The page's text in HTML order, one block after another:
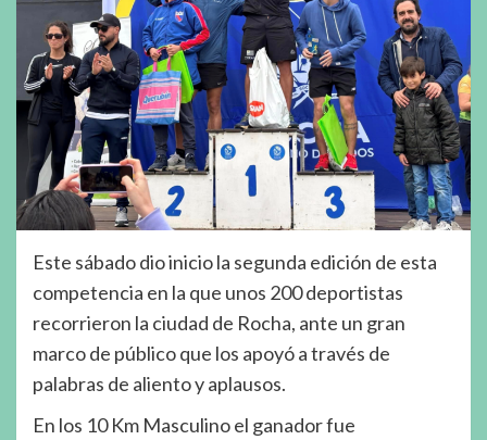
Este sábado dio inicio la segunda edición de esta
competencia en la que unos 200 deportistas
recorrieron la ciudad de Rocha, ante un gran
marco de público que los apoyó a través de
palabras de aliento y aplausos.
En los 10 Km Masculino el ganador fue